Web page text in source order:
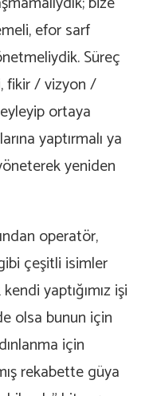
efor sarf
Süreç
fikir / vizyon /
ortaya
yaptırmalı ya
yeniden
operatör,
çeşitli isimler
yaptığımız işi
olsa bunun için
için
rekabette güya